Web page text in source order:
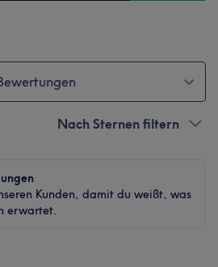
Nach Sternen filtern
Kunden, damit du weißt, was
erwartet.